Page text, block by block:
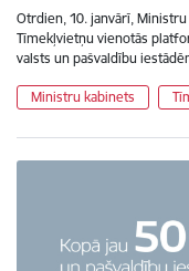
Otrdien, 10. janvārī,
Tīmekļvietņu vienotās
valsts un pašvaldību
Ministru kabinets